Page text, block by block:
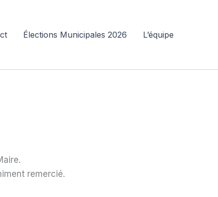
Élections Municipales 2026 L’équipe
remercié.